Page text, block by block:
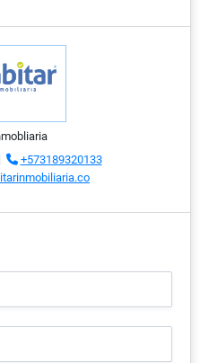
+573189320133